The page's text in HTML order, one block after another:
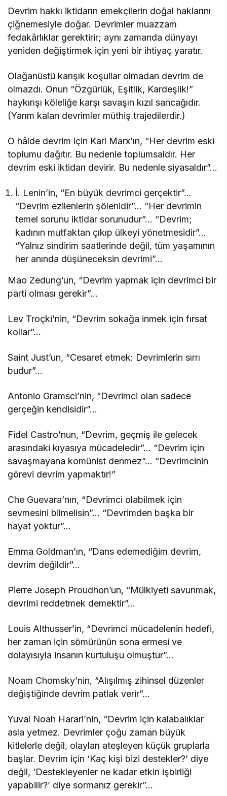
Devrim hakkı iktidarın emekçilerin doğal haklarını
çiğnemesiyle doğar. Devrimler muazzam
fedakârlıklar gerektirir; aynı zamanda dünyayı
yeniden değiştirmek için yeni bir ihtiyaç yaratır.
Olağanüstü karışık koşullar olmadan devrim de
olmazdı. Onun “Özgürlük, Eşitlik, Kardeşlik!”
haykırışı köleliğe karşı savaşın kızıl sancağıdır.
(Yarım kalan devrimler müthiş trajedilerdir.)
O hâlde devrim için Karl Marx’ın, “Her devrim eski
toplumu dağıtır. Bu nedenle toplumsaldır. Her
devrim eski iktidarı devirir. Bu nedenle siyasaldır”…
İ. Lenin’in, “En büyük devrimci gerçektir”…
“Devrim ezilenlerin şölenidir”… “Her devrimin
temel sorunu iktidar sorunudur”… “Devrim;
kadının mutfaktan çıkıp ülkeyi yönetmesidir”…
“Yalnız sindirim saatlerinde değil, tüm yaşamının
her anında düşüneceksin devrimi”…
Mao Zedung’un, “Devrim yapmak için devrimci bir
parti olması gerekir”…
Lev Troçki’nin, “Devrim sokağa inmek için fırsat
kollar”…
Saint Just’un, “Cesaret etmek: Devrimlerin sırrı
budur”…
Antonio Gramsci’nin, “Devrimci olan sadece
gerçeğin kendisidir”…
Fidel Castro’nun, “Devrim, geçmiş ile gelecek
arasındaki kıyasıya mücadeledir”… “Devrim için
savaşmayana komünist denmez”… “Devrimcinin
görevi devrim yapmaktır!”
Che Guevara’nın, “Devrimci olabilmek için
sevmesini bilmelisin”… “Devrimden başka bir
hayat yoktur”…
Emma Goldman’ın, “Dans edemediğim devrim,
devrim değildir”…
Pierre Joseph Proudhon’un, “Mülkiyeti savunmak,
devrimi reddetmek demektir”…
Louis Althusser’in, “Devrimci mücadelenin hedefi,
her zaman için sömürünün sona ermesi ve
dolayısıyla insanın kurtuluşu olmuştur”…
Noam Chomsky’nin, “Alışılmış zihinsel düzenler
değiştiğinde devrim patlak verir”…
Yuval Noah Harari’nin, “Devrim için kalabalıklar
asla yetmez. Devrimler çoğu zaman büyük
kitlelerle değil, olayları ateşleyen küçük gruplarla
başlar. Devrim için ‘Kaç kişi bizi destekler?’ diye
değil, ‘Destekleyenler ne kadar etkin işbirliği
yapabilir?’ diye sormanız gerekir”…